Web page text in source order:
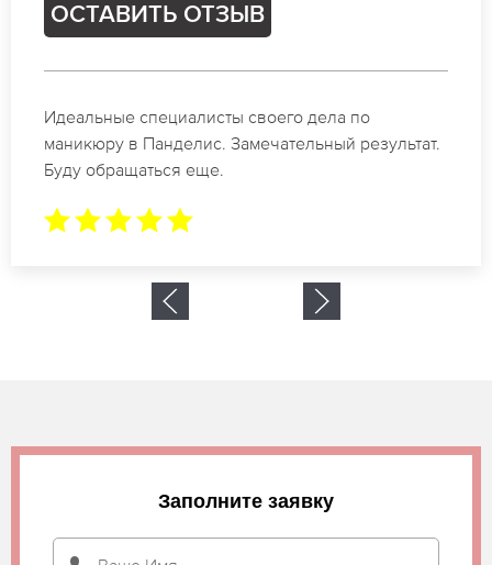
ОСТАВИТЬ ОТЗЫВ
Спасибо огромное. Заказывала маникюр на день
рождение в Панделис. За 1.5 часа все было
готово.
Заполните заявку